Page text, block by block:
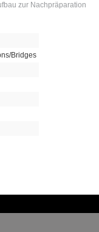
zur Nachpräparation
Bridges